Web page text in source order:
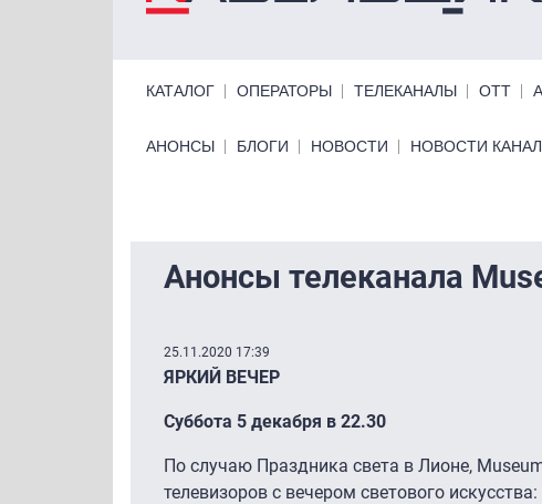
КАТАЛОГ ОПЕРАТОРЫ ТЕЛЕКАНАЛЫ ОТТ
Primary links bottom
АНОНСЫ БЛОГИ НОВОСТИ НОВОСТИ
Анонсы телеканала
25.11.2020 17:39
ЯРКИЙ ВЕЧЕР
Суббота 5 декабря в 22.30
По случаю Праздника света в Лионе,
телевизоров с вечером светового искусства: